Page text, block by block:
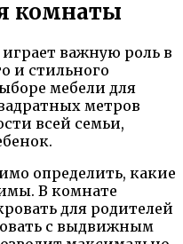
комнаты
важную роль в
и стильного
мебели для
метров
всей семьи,
определить, какие
В комнате
для родителей
с выдвижным